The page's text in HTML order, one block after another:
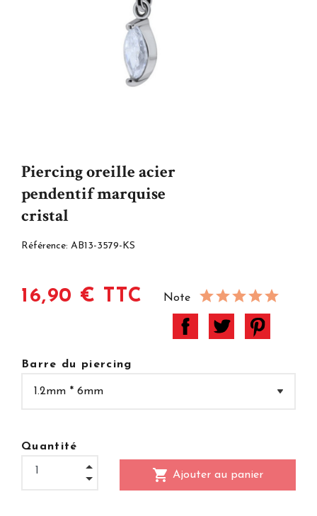
Piercing oreille acier
pendentif marquise
cristal
Référence: AB13-3579-KS
16,90 € TTC Note
Barre du piercing
Quantité
shopping_cart Ajouter au panier